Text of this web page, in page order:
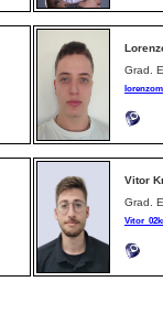
Grad.
Vitor
Grad.